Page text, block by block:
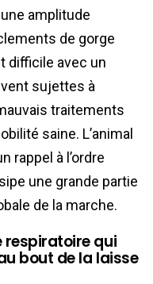
amplitude
de gorge
difficile avec un
sujettes à
traitements
saine. L’animal
rappel à l’ordre
une grande partie
de la marche.
respiratoire qui
bout de la laisse